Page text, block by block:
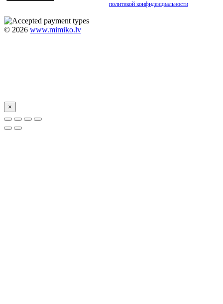
политикой конфиденциальности
© 2026 www.mimiko.lv
×